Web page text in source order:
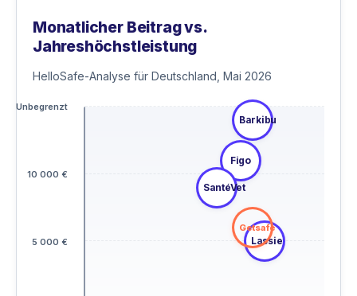
Monatlicher Beitrag vs.
Jahreshöchstleistung
HelloSafe-Analyse für Deutschland, Mai 2026
5 000 €
10 000 €
Unbegrenzt
Barkibu
Figo
Lassie
SantéVet
Getsafe